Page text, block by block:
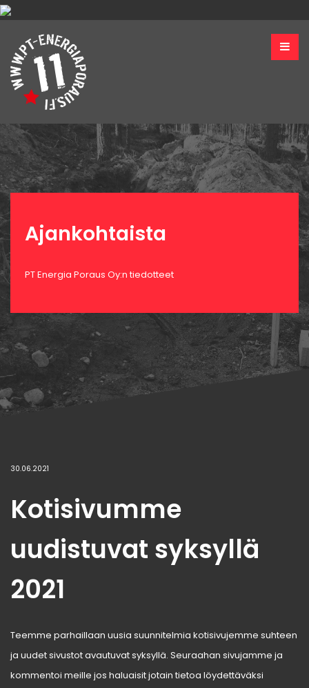
Ajankohtaista
PT Energia Poraus Oy:n tiedotteet
30.06.2021
Kotisivumme
uudistuvat syksyllä
2021
Teemme parhaillaan uusia suunnitelmia kotisivujemme suhteen
ja uudet sivustot avautuvat syksyllä. Seuraahan sivujamme ja
kommentoi meille jos haluaisit jotain tietoa löydettäväksi